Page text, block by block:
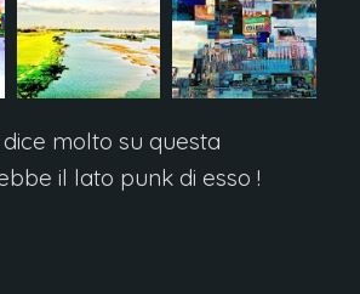
molto su questa
il lato punk di esso !